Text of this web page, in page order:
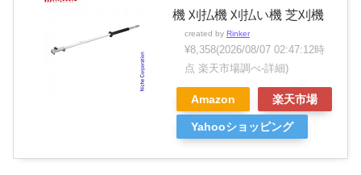
機 刈払機 刈払い機 芝刈機
created by Rinker
¥8,358(2026/08/07 02:47:12時
点 楽天市場調べ-詳細)
Amazon 楽天市場
Yahooショッピング